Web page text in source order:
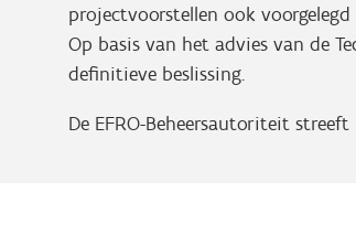
projectvoorstellen ook
Op basis van het advies van de
definitieve beslissing.
De EFRO-Beheersautoriteit